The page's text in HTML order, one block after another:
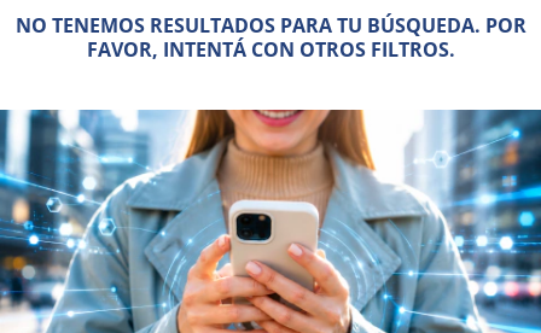
NO TENEMOS RESULTADOS PARA TU BÚSQUEDA. POR
FAVOR, INTENTÁ CON OTROS FILTROS.